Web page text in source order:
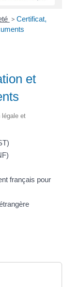
> Certificat,
et
légale et
français pour